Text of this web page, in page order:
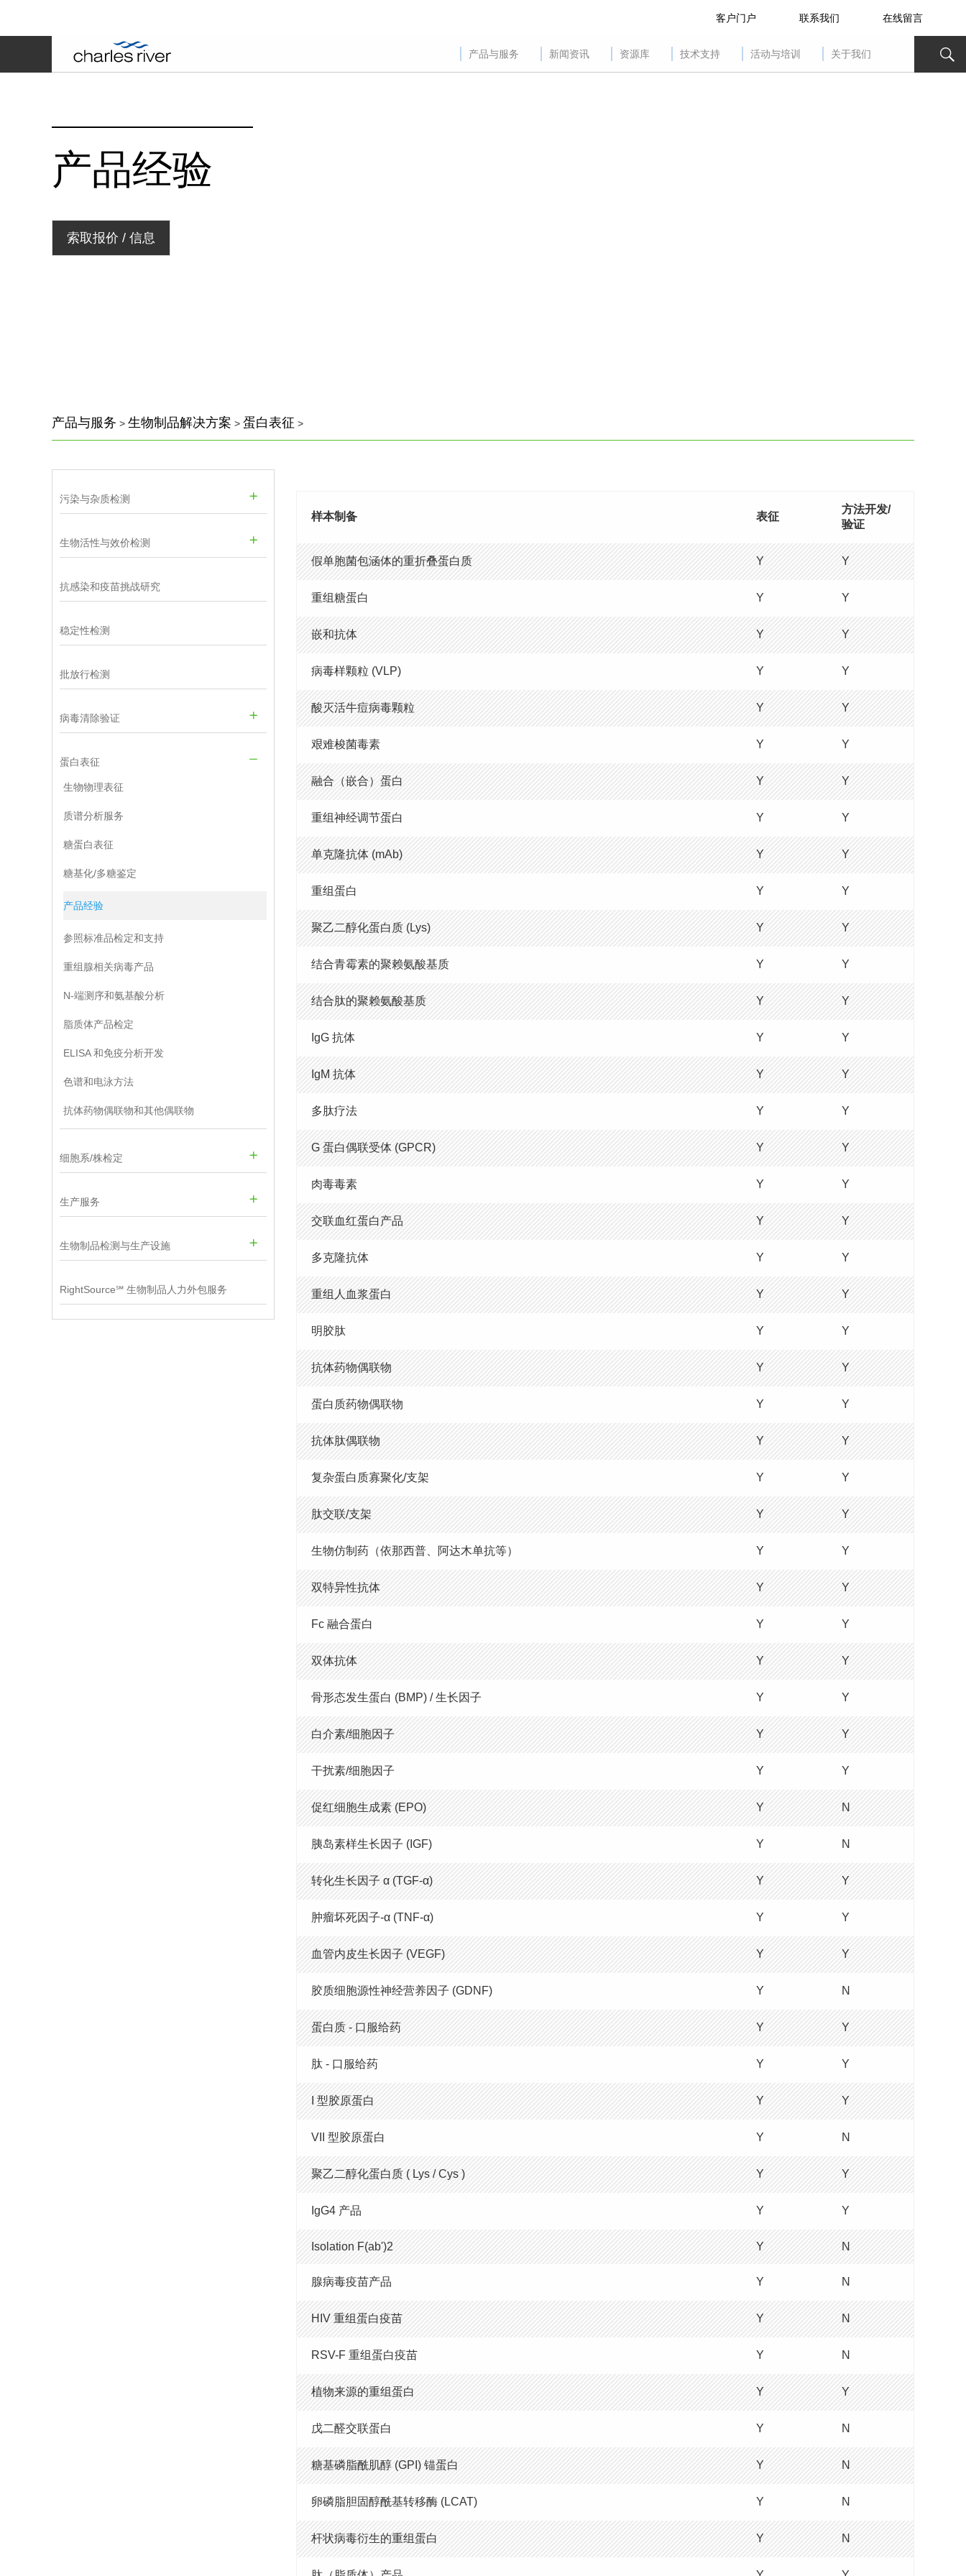
客户门户 联系我们 在线留言
产品与服务 新闻资讯 资源库 技术支持 活动与培训 关于我们
产品经验
索取报价 / 信息
产品与服务 > 生物制品解决方案 > 蛋白表征 >
污染与杂质检测
生物活性与效价检测
抗感染和疫苗挑战研究
稳定性检测
批放行检测
病毒清除验证
蛋白表征
生物物理表征
质谱分析服务
糖蛋白表征
糖基化/多糖鉴定
产品经验
参照标准品检定和支持
重组腺相关病毒产品
N-端测序和氨基酸分析
脂质体产品检定
ELISA 和免疫分析开发
色谱和电泳方法
抗体药物偶联物和其他偶联物
细胞系/株检定
生产服务
生物制品检测与生产设施
RightSource℠ 生物制品人力外包服务
样本制备 表征
方法开发/
验证
假单胞菌包涵体的重折叠蛋白质 Y Y
重组糖蛋白 Y Y
嵌和抗体 Y Y
病毒样颗粒 (VLP) Y Y
酸灭活牛痘病毒颗粒 Y Y
艰难梭菌毒素 Y Y
融合（嵌合）蛋白 Y Y
重组神经调节蛋白 Y Y
单克隆抗体 (mAb) Y Y
重组蛋白 Y Y
聚乙二醇化蛋白质 (Lys) Y Y
结合青霉素的聚赖氨酸基质 Y Y
结合肽的聚赖氨酸基质 Y Y
IgG 抗体 Y Y
IgM 抗体 Y Y
多肽疗法 Y Y
G 蛋白偶联受体 (GPCR) Y Y
肉毒毒素 Y Y
交联血红蛋白产品 Y Y
多克隆抗体 Y Y
重组人血浆蛋白 Y Y
明胶肽 Y Y
抗体药物偶联物 Y Y
蛋白质药物偶联物 Y Y
抗体肽偶联物 Y Y
复杂蛋白质寡聚化/支架 Y Y
肽交联/支架 Y Y
生物仿制药（依那西普、阿达木单抗等） Y Y
双特异性抗体 Y Y
Fc 融合蛋白 Y Y
双体抗体 Y Y
骨形态发生蛋白 (BMP) / 生长因子 Y Y
白介素/细胞因子 Y Y
干扰素/细胞因子 Y Y
促红细胞生成素 (EPO) Y N
胰岛素样生长因子 (IGF) Y N
转化生长因子 α (TGF-α) Y Y
肿瘤坏死因子-α (TNF-α) Y Y
血管内皮生长因子 (VEGF) Y Y
胶质细胞源性神经营养因子 (GDNF) Y N
蛋白质 - 口服给药 Y Y
肽 - 口服给药 Y Y
I 型胶原蛋白 Y Y
VII 型胶原蛋白 Y N
聚乙二醇化蛋白质 ( Lys / Cys ) Y Y
IgG4 产品 Y Y
Isolation F(ab')2 Y N
腺病毒疫苗产品 Y N
HIV 重组蛋白疫苗 Y N
RSV-F 重组蛋白疫苗 Y N
植物来源的重组蛋白 Y Y
戊二醛交联蛋白 Y N
糖基磷脂酰肌醇 (GPI) 锚蛋白 Y N
卵磷脂胆固醇酰基转移酶 (LCAT) Y N
杆状病毒衍生的重组蛋白 Y N